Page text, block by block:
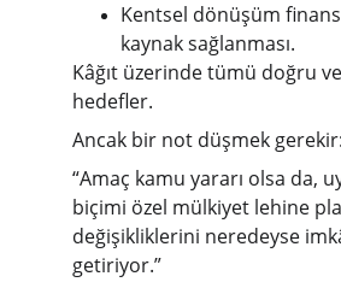
Kentsel dönüşüm
kaynak sağlanması.
Kâğıt üzerinde tümü doğru
hedefler.
Ancak bir not düşmek gerekir:
“Amaç kamu yararı olsa da,
biçimi özel mülkiyet lehine
değişikliklerini neredeyse
getiriyor.”